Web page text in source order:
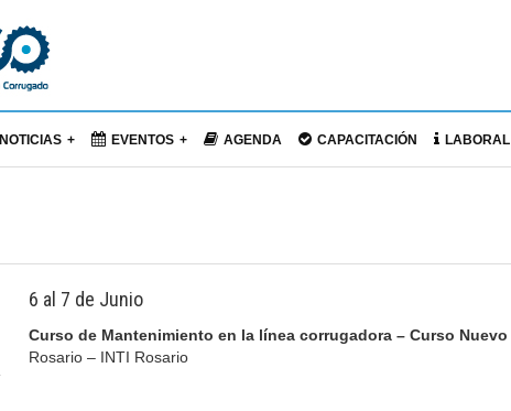
NOTICIAS EVENTOS AGENDA CAPACITACIÓN LABORAL
6 al 7 de Junio
Curso de Mantenimiento en la línea corrugadora – Curso Nuevo
Rosario – INTI Rosario